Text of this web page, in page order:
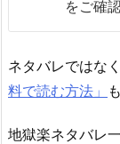
をご確
ネタバレではな
料で読む方法」
地獄楽ネタバレ